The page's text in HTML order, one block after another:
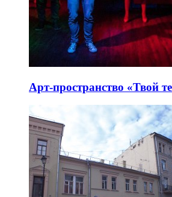
Арт-пространство «Твой